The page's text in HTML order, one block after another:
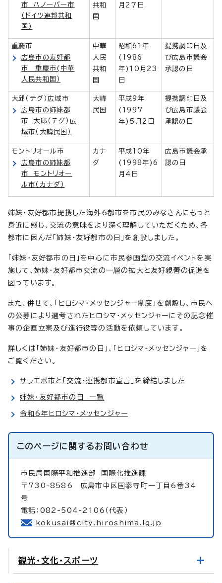
市 ハノーバー市
（ドイツ連邦共和
国）
共和
国
月27日
重慶市
広島市の友好都
市 重慶市(中華
人民共和国）
中華
人民
共和
国
昭和61年
(1986
年)10月23
日
提携調印日及
び広島市議会
承認の日
大邱（テグ）広域市
広島市の姉妹都
市 大邱（テグ）広
域市（大韓民国）
大韓
民国
平成9年
(1997
年)5月2日
提携調印日及
び広島市議会
承認の日
モントリオール市
広島市の姉妹都
市 モントリオー
ル市（カナダ）
カナ
ダ
平成10年
(1998年)6
月4日
広島市議会承
認の日
姉妹・友好都市提携した海外6都市を市民のみなさんにもっと
身近に感じ、交流の意味をより深く理解していただくため、各
都市に因んだ「姉妹・友好都市の日」を創設しました。
「姉妹・友好都市の日」を中心に市民参画型の交流イベントを実
施して、姉妹・友好都市交流の一層の拡大と友好親善の促進を
図っています。
また、併せて、「ヒロシマ・メッセンジャー制度」を創設し、市民へ
の公募により選考されたヒロシマ・メッセンジャーにその記念催
事の企画立案及び進行役等の活動を依頼しています。
詳しくは「姉妹・友好都市の日」、「ヒロシマ・メッセンジャー」を
ご覧ください。
サラエボ市と「交流・連携都市宣言」を締結しました
姉妹・友好都市の日 一覧
令和6年ヒロシマ・メッセンジャー
このページに関するお問い合わせ
市民局国際平和推進部
国際化推進課
〒730-8586 広島市中区国泰寺町一丁目6番34
号
電話：082-504-2106（代表）
kokusai@city.hiroshima.lg.jp
観光・文化・スポーツ